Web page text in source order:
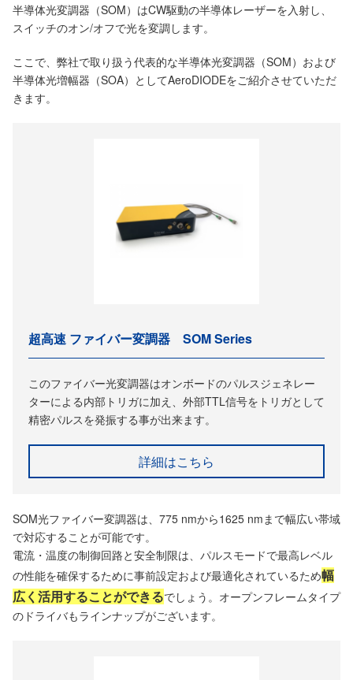
半導体光変調器（SOM）はCW駆動の半導体レーザーを入射し、
スイッチのオン/オフで光を変調します。
ここで、弊社で取り扱う代表的な半導体光変調器（SOM）および
半導体光増幅器（SOA）としてAeroDIODEをご紹介させていただ
きます。
超高速 ファイバー変調器 SOM Series
このファイバー光変調器はオンボードのパルスジェネレー
ターによる内部トリガに加え、外部TTL信号をトリガとして
精密パルスを発振する事が出来ます。
詳細はこちら
SOM光ファイバー変調器は、775 nmから1625 nmまで幅広い帯域
で対応することが可能です。
電流・温度の制御回路と安全制限は、パルスモードで最高レベル
の性能を確保するために事前設定および最適化されているため幅
広く活用することができるでしょう。オープンフレームタイプ
のドライバもラインナップがございます。